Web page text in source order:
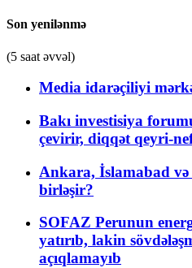
Son yenilənmə
(5 saat əvvəl)
Media idarəçiliyi
Bakı investisiya
çevirir, diqqət qeyri-
Ankara, İslamabad
birləşir?
SOFAZ Perunun
yatırıb, lakin
açıqlamayıb